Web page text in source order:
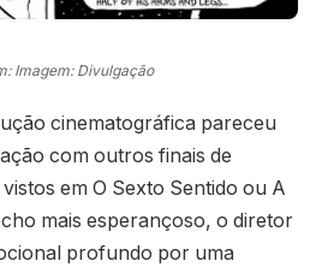
Imagem: Divulgação
cinematográfica pareceu
com outros finais de
em O Sexto Sentido ou A
mais esperançoso, o diretor
profundo por uma